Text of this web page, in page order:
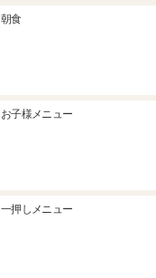
朝食
お子様メニュー
一押しメニュー